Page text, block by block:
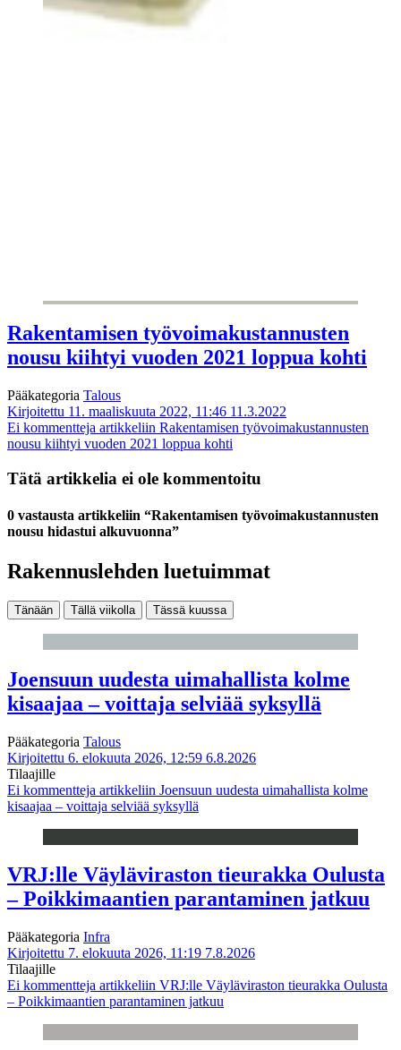
Rakentamisen työvoimakustannusten
nousu kiihtyi vuoden 2021 loppua kohti
Pääkategoria Talous
Kirjoitettu 11. maaliskuuta 2022, 11:46 11.3.2022
Ei kommentteja artikkeliin Rakentamisen työvoimakustannusten
nousu kiihtyi vuoden 2021 loppua kohti
Tätä artikkelia ei ole kommentoitu
0 vastausta artikkeliin “Rakentamisen työvoimakustannusten
nousu hidastui alkuvuonna”
Rakennuslehden luetuimmat
Tänään Tällä viikolla Tässä kuussa
Joensuun uudesta uimahallista kolme
kisaajaa – voittaja selviää syksyllä
Pääkategoria Talous
Kirjoitettu 6. elokuuta 2026, 12:59 6.8.2026
Tilaajille
Ei kommentteja artikkeliin Joensuun uudesta uimahallista kolme
kisaajaa – voittaja selviää syksyllä
VRJ:lle Väyläviraston tieurakka Oulusta
– Poikkimaantien parantaminen jatkuu
Pääkategoria Infra
Kirjoitettu 7. elokuuta 2026, 11:19 7.8.2026
Tilaajille
Ei kommentteja artikkeliin VRJ:lle Väyläviraston tieurakka Oulusta
– Poikkimaantien parantaminen jatkuu